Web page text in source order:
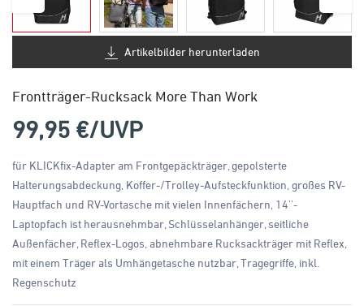
Artikelbilder herunterladen
Frontträger-Rucksack More Than Work
99,95 €/UVP
für KLICKfix-Adapter am Frontgepäckträger, gepolsterte
Halterungsabdeckung, Koffer-/Trolley-Aufsteckfunktion, großes RV-
Hauptfach und RV-Vortasche mit vielen Innenfächern, 14''-
Laptopfach ist herausnehmbar, Schlüsselanhänger, seitliche
Außenfächer, Reflex-Logos, abnehmbare Rucksackträger mit Reflex,
mit einem Träger als Umhängetasche nutzbar, Tragegriffe, inkl.
Regenschutz